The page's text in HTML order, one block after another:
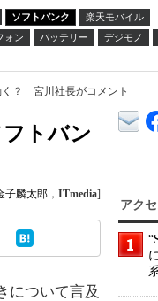
ソフトバンク
楽天モバイル
ォン バッテリー デジモノ
？ 宮川社長がコメント
トバン
子麟太郎 ， ITmedia]
について言及
アク